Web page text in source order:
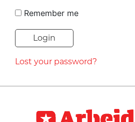
TIL
NAVNE
HISTORIE
TEORI
Remember me
Lost your password?